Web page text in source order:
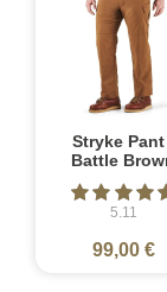
Stryke Pant
Battle
5.11
99,00 €